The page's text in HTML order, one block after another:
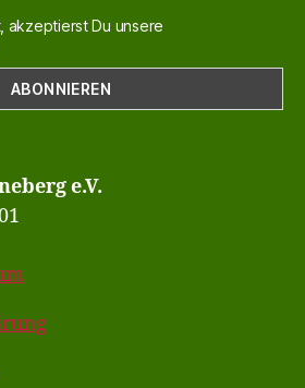
akzeptierst Du unsere
e.V.